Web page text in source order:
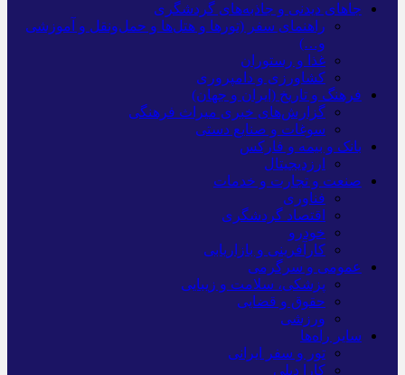
جاهای دیدنی و جاذبه‌های گردشگری
راهنمای سفر (تورها و هتل‌ها و حمل‌و‌نقل و آموزشی
و…)
غذا و رستوران
کشاورزی و دامپروری
فرهنگ و تاریخ (ایران و جهان)
گزارش‌های خبری میراث فرهنگی
سوغات و صنایع دستی
بانک و بیمه و فارکس
ارزدیجیتال
صنعت و تجارت و خدمات
فناوری
اقتصاد گردشگری
خودرو
کارآفرینی و بازاریابی
عمومی و سرگرمی
پزشکی، سلامت و زیبایی
حقوق و قضایی
ورزشی
سایر راه‌ها
تور و سفر ایرانی
کارا دیلی